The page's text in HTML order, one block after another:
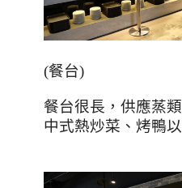
(餐台)
餐台很長，供應蒸
中式熱炒菜、烤鴨